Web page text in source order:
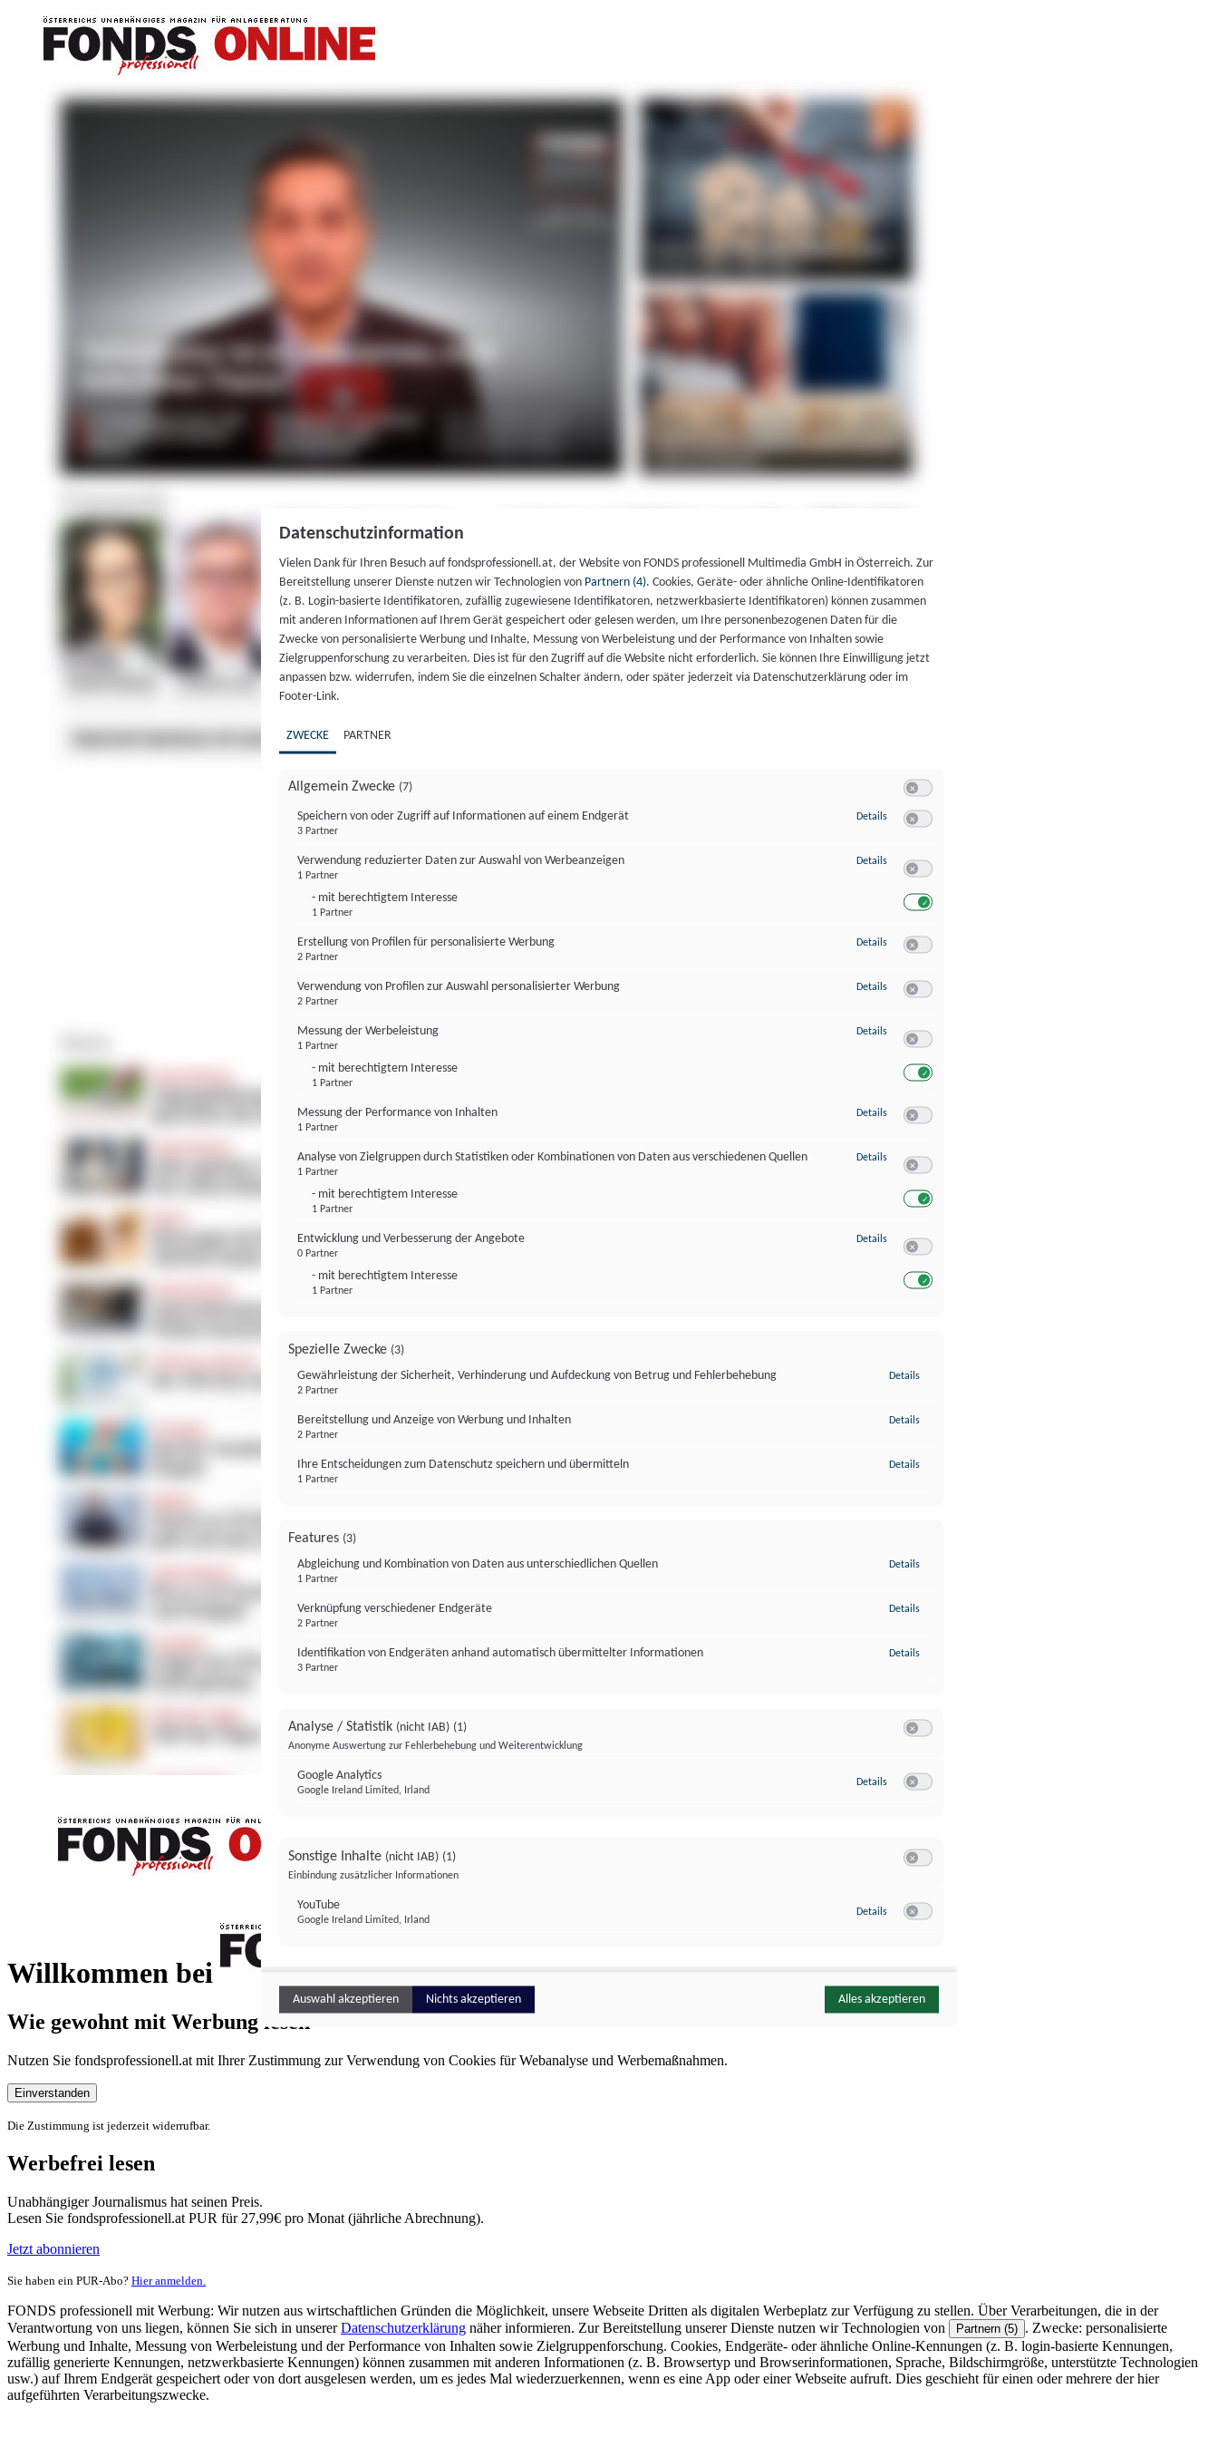
Willkommen bei
FONDS professionell
Wie gewohnt mit Werbung lesen
Nutzen Sie fondsprofessionell.at mit Ihrer Zustimmung zur Verwendung von Cookies für Webanalyse und Werbemaßnahmen.
Einverstanden
Die Zustimmung ist jederzeit widerrufbar.
Werbefrei lesen
Unabhängiger Journalismus hat seinen Preis.
Lesen Sie fondsprofessionell.at PUR für 27,99€ pro Monat (jährliche Abrechnung).
Jetzt abonnieren
Sie haben ein PUR-Abo? Hier anmelden.
FONDS professionell mit Werbung: Wir nutzen aus wirtschaftlichen Gründen die Möglichkeit, unsere Webseite Dritten als digitalen Werbeplatz zur Verfügung zu stellen. Über Verarbeitungen, die in der
Verantwortung von uns liegen, können Sie sich in unsererDatenschutzerklärung näher informieren. Zur Bereitstellung unserer Dienste nutzen wir Technologien von Partnern (5) . Zwecke: personalisierte
Werbung und Inhalte, Messung von Werbeleistung und der Performance von Inhalten sowie Zielgruppenforschung. Cookies, Endgeräte- oder ähnliche Online-Kennungen (z. B. login-basierte Kennungen,
zufällig generierte Kennungen, netzwerkbasierte Kennungen) können zusammen mit anderen Informationen (z. B. Browsertyp und Browserinformationen, Sprache, Bildschirmgröße, unterstützte Technologien
usw.) auf Ihrem Endgerät gespeichert oder von dort ausgelesen werden, um es jedes Mal wiederzuerkennen, wenn es eine App oder einer Webseite aufruft. Dies geschieht für einen oder mehrere der hier
aufgeführten Verarbeitungszwecke.
Datenschutzinformation
Vielen Dank für Ihren Besuch auf fondsprofessionell.at, der Website von FONDS professionell Multimedia GmbH in Österreich. Zur
Bereitstellung unserer Dienste nutzen wir Technologien von Partnern (4). Cookies, Geräte- oder ähnliche Online-Identifikatoren
(z. B. Login-basierte Identifikatoren, zufällig zugewiesene Identifikatoren, netzwerkbasierte Identifikatoren) können zusammen
mit anderen Informationen auf Ihrem Gerät gespeichert oder gelesen werden, um Ihre personenbezogenen Daten für die
Zwecke von personalisierte Werbung und Inhalte, Messung von Werbeleistung und der Performance von Inhalten sowie
Zielgruppenforschung zu verarbeiten. Dies ist für den Zugriff auf die Website nicht erforderlich. Sie können Ihre Einwilligung jetzt
anpassen bzw. widerrufen, indem Sie die einzelnen Schalter ändern, oder später jederzeit via Datenschutzerklärung oder im
Footer-Link.
ZWECKE PARTNER
Allgemein Zwecke (7)
Speichern von oder Zugriff auf Informationen auf einem Endgerät
3 Partner
Details zu Speichern von oder Zugriff auf Informationen auf einem Endgerät
Verwendung reduzierter Daten zur Auswahl von Werbeanzeigen
1 Partner
- mit berechtigtem Interesse
1 Partner
Details zu Verwendung reduzierter Daten zur Auswahl von Werbeanzeigen
Erstellung von Profilen für personalisierte Werbung
2 Partner
Details zu Erstellung von Profilen für personalisierte Werbung
Verwendung von Profilen zur Auswahl personalisierter Werbung
2 Partner
Details zu Verwendung von Profilen zur Auswahl personalisierter Werbung
Messung der Werbeleistung
1 Partner
- mit berechtigtem Interesse
1 Partner
Details zu Messung der Werbeleistung
Messung der Performance von Inhalten
1 Partner
Details zu Messung der Performance von Inhalten
Analyse von Zielgruppen durch Statistiken oder Kombinationen von Daten aus verschiedenen Quellen
1 Partner
- mit berechtigtem Interesse
1 Partner
Details zu Analyse von Zielgruppen durch Statistiken oder Kombinationen von
Entwicklung und Verbesserung der Angebote
0 Partner
- mit berechtigtem Interesse
1 Partner
Details zu Entwicklung und Verbesserung der Angebote
Spezielle Zwecke (3)
Gewährleistung der Sicherheit, Verhinderung und Aufdeckung von Betrug und Fehlerbehebung
2 Partner
Details
Bereitstellung und Anzeige von Werbung und Inhalten
2 Partner
Details
Ihre Entscheidungen zum Datenschutz speichern und übermitteln
1 Partner
Details
Features (3)
Abgleichung und Kombination von Daten aus unterschiedlichen Quellen
1 Partner
Details
Verknüpfung verschiedener Endgeräte
2 Partner
Details
Identifikation von Endgeräten anhand automatisch übermittelter Informationen
3 Partner
Details
Analyse / Statistik (nicht IAB) (1)
Anonyme Auswertung zur Fehlerbehebung und Weiterentwicklung
Google Analytics
Google Ireland Limited, Irland
Details zu Google Analytics
Sonstige Inhalte (nicht IAB) (1)
Einbindung zusätzlicher Informationen
YouTube
Google Ireland Limited, Irland
Details zu YouTube
Auswahl akzeptieren Nichts akzeptieren Alles akzeptieren